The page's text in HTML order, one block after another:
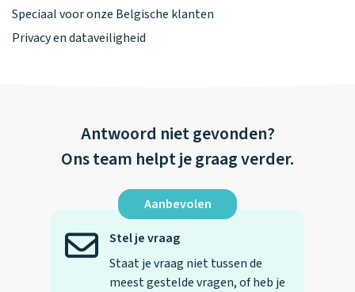
Speciaal voor onze Belgische klanten
Privacy en dataveiligheid
Antwoord niet gevonden?
Ons team helpt je graag verder.
Aanbevolen
Stel je vraag
Staat je vraag niet tussen de
meest gestelde vragen, of heb je